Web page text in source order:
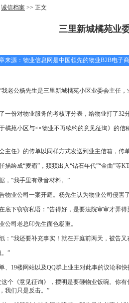
诚信档案 >> 正文
三里新城橘苑业
来源：物业信息网是中国领先的物业B2B电
老公杨先生是三里新城橘苑小区业委会主任
一份对物业服务的考核评分表，给物业打了32
橘苑小区与××物业不再续约的意见征询》的
主任》的传单以同样方式发送到业主信箱，
描绘成“麦霸”，频频出入“钻石年代”“金曲”
，“我手里有录音材料。”
物业公司一案开庭。杨先生认为物业公司侵
底下窃窃私语：“告得好，是要法院审审才弄得
公司老总印先生面色凝重。
：“我还要补充事实！就在开庭前两天，被告
”
、19楼网站以及QQ群上业主对此事的议论和
个《意见征询》，摆明是要砸物业饭碗。你
我们只是反击。”